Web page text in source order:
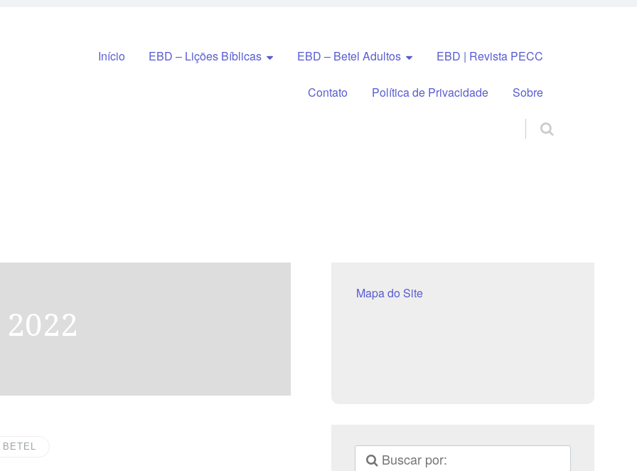
Pular para o conteúdo
Início EBD – Lições Bíblicas EBD – Betel Adultos EBD | Revista PECC
Contato Política de Privacidade Sobre
BETEL
Mapa do Site